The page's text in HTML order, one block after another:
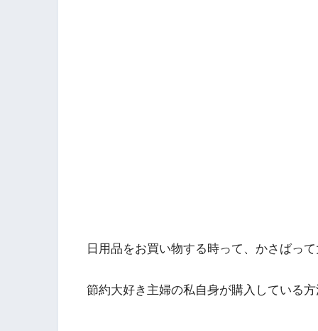
日用品をお買い物する時って、かさばっ
節約大好き主婦の私自身が購入している